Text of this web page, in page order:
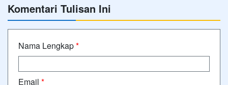
Komentari Tulisan Ini
Nama Lengkap*
Email *